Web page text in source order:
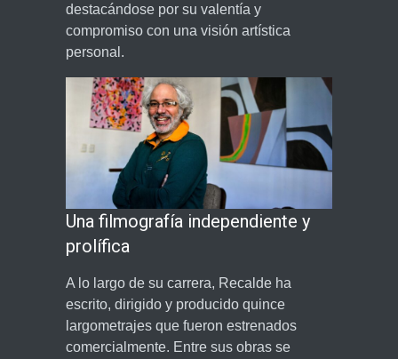
destacándose por su valentía y
compromiso con una visión artística
personal.
Una filmografía independiente y
prolífica
A lo largo de su carrera, Recalde ha
escrito, dirigido y producido quince
largometrajes que fueron estrenados
comercialmente. Entre sus obras se